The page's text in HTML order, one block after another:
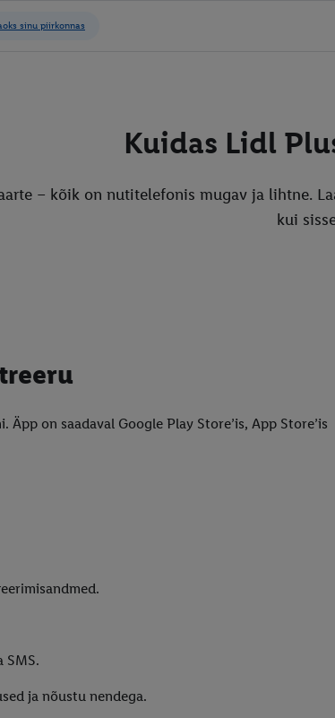
Kuidas Lidl
– kõik on nutitelefonis mugav ja lihtne.
kui
on saadaval Google Play Store’is, App Store’is
SMS.
ja nõustu nendega.